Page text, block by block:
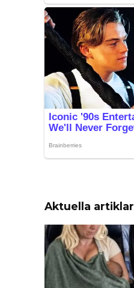
Aktuella artiklar